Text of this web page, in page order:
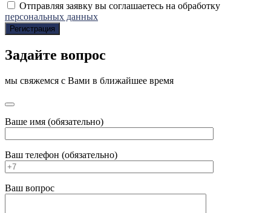
Отправляя заявку вы соглашаетесь на обработку
персональных данных
Регистрация
Задайте вопрос
мы свяжемся с Вами в ближайшее время
Ваше имя (обязательно)
Ваш телефон (обязательно)
Ваш вопрос